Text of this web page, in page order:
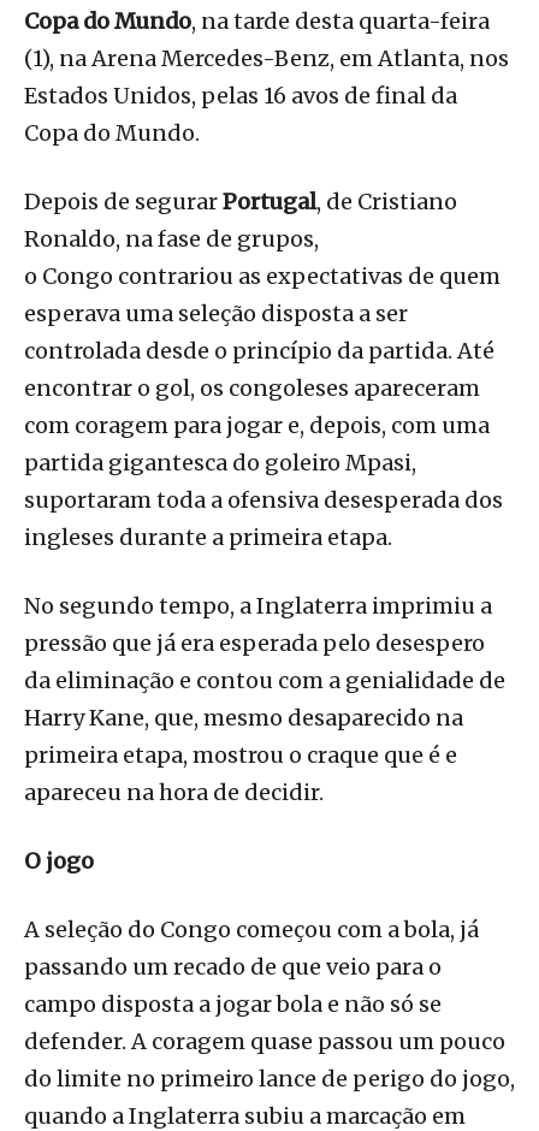
Copa do Mundo, na tarde desta quarta-feira
(1), na Arena Mercedes-Benz, em Atlanta, nos
Estados Unidos, pelas 16 avos de final da
Copa do Mundo.
Depois de segurarPortugal, de Cristiano
Ronaldo, na fase de grupos,
o Congo contrariou as expectativas de quem
esperava uma seleção disposta a ser
controlada desde o princípio da partida. Até
encontrar o gol, os congoleses apareceram
com coragem para jogar e, depois, com uma
partida gigantesca do goleiro Mpasi,
suportaram toda a ofensiva desesperada dos
ingleses durante a primeira etapa.
No segundo tempo, a Inglaterra imprimiu a
pressão que já era esperada pelo desespero
da eliminação e contou com a genialidade de
Harry Kane, que, mesmo desaparecido na
primeira etapa, mostrou o craque que é e
apareceu na hora de decidir.
O jogo
A seleção do Congo começou com a bola, já
passando um recado de que veio para o
campo disposta a jogar bola e não só se
defender. A coragem quase passou um pouco
do limite no primeiro lance de perigo do jogo,
quando a Inglaterra subiu a marcação em